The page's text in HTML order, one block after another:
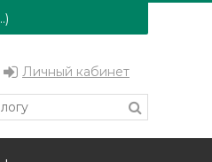
)
Личный кабинет